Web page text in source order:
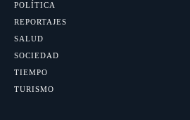
POLÍTICA
REPORTAJES
SALUD
SOCIEDAD
TIEMPO
TURISMO